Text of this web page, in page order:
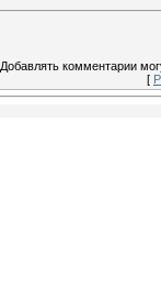
Добавлять комментарии
[